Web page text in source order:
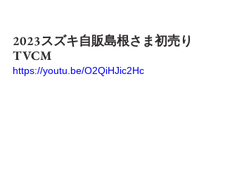
2023スズキ自販島根さま初売り
TVCM
https://youtu.be/O2QiHJic2Hc